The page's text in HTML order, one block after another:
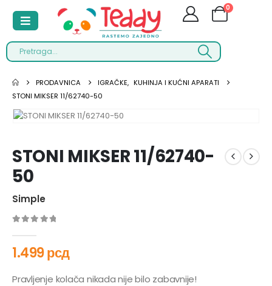
0
PRODAVNICA IGRAČKE, KUHINJA I KUĆNI APARATI
STONI MIKSER 11/62740-50
STONI MIKSER 11/62740-
50
Simple
1.499рсд
Pravljenje kolača nikada nije bilo zabavnije!